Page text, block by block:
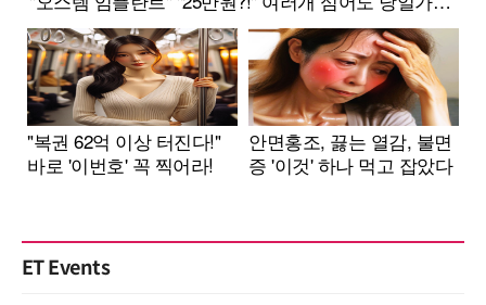
ET Events